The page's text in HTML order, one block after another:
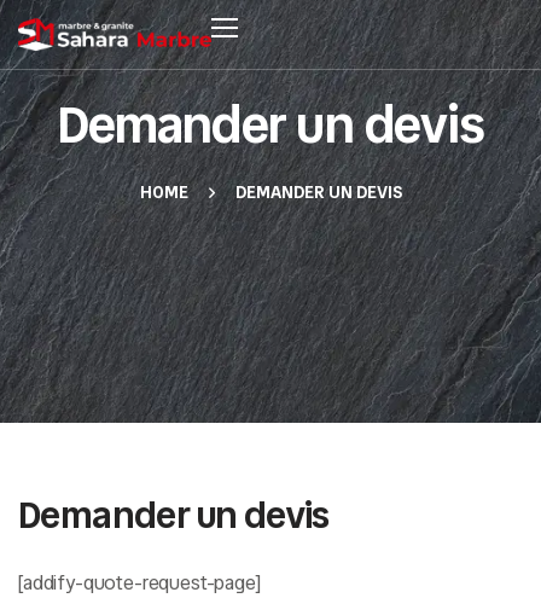
Demander un devis
HOME DEMANDER UN DEVIS
Demander un devis
[addify-quote-request-page]